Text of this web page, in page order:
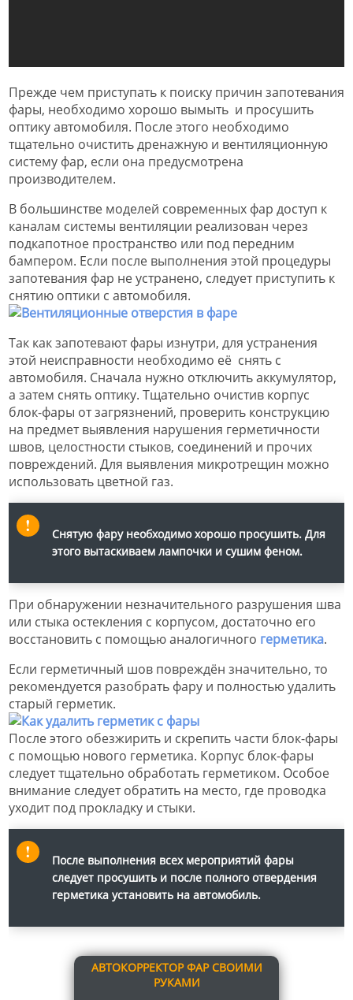
Прежде чем приступать к поиску причин запотевания
фары, необходимо хорошо вымыть и просушить
оптику автомобиля. После этого необходимо
тщательно очистить дренажную и вентиляционную
систему фар, если она предусмотрена
производителем.
В большинстве моделей современных фар доступ к
каналам системы вентиляции реализован через
подкапотное пространство или под передним
бампером. Если после выполнения этой процедуры
запотевания фар не устранено, следует приступить к
снятию оптики с автомобиля.
Так как запотевают фары изнутри, для устранения
этой неисправности необходимо её снять с
автомобиля. Сначала нужно отключить аккумулятор,
а затем снять оптику. Тщательно очистив корпус
блок-фары от загрязнений, проверить конструкцию
на предмет выявления нарушения герметичности
швов, целостности стыков, соединений и прочих
повреждений. Для выявления микротрещин можно
использовать цветной газ.
Снятую фару необходимо хорошо просушить. Для
этого вытаскиваем лампочки и сушим феном.
При обнаружении незначительного разрушения шва
или стыка остекления с корпусом, достаточно его
восстановить с помощью аналогичного герметика.
Если герметичный шов повреждён значительно, то
рекомендуется разобрать фару и полностью удалить
старый герметик.
После этого обезжирить и скрепить части блок-фары
с помощью нового герметика. Корпус блок-фары
следует тщательно обработать герметиком. Особое
внимание следует обратить на место, где проводка
уходит под прокладку и стыки.
После выполнения всех мероприятий фары
следует просушить и после полного отвердения
герметика установить на автомобиль.
АВТОКОРРЕКТОР ФАР СВОИМИ
РУКАМИ